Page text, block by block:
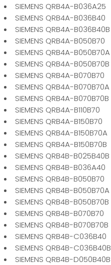
SIEMENS QRB4A-B036A25
SIEMENS QRB4A-B036B40
SIEMENS QRB4A-B036B40B
SIEMENS QRB4A-B050B70
SIEMENS QRB4A-B050B70A
SIEMENS QRB4A-B050B70B
SIEMENS QRB4A-B070B70
SIEMENS QRB4A-B070B70A
SIEMENS QRB4A-B070B70B
SIEMENS QRB4A-B110B70
SIEMENS QRB4A-B150B70
SIEMENS QRB4A-B150B70A
SIEMENS QRB4A-B150B70B
SIEMENS QRB4B-B025B40B
SIEMENS QRB4B-B036A40
SIEMENS QRB4B-B050B70
SIEMENS QRB4B-B050B70A
SIEMENS QRB4B-B050B70B
SIEMENS QRB4B-B070B70
SIEMENS QRB4B-B070B70B
SIEMENS QRB4B-C036B40
SIEMENS QRB4B-C036B40B
SIEMENS QRB4B-D050B40B